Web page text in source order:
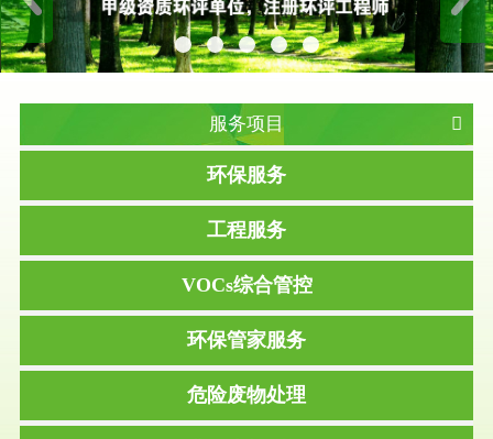
服务项目
环保服务
工程服务
VOCs综合管控
环保管家服务
危险废物处理